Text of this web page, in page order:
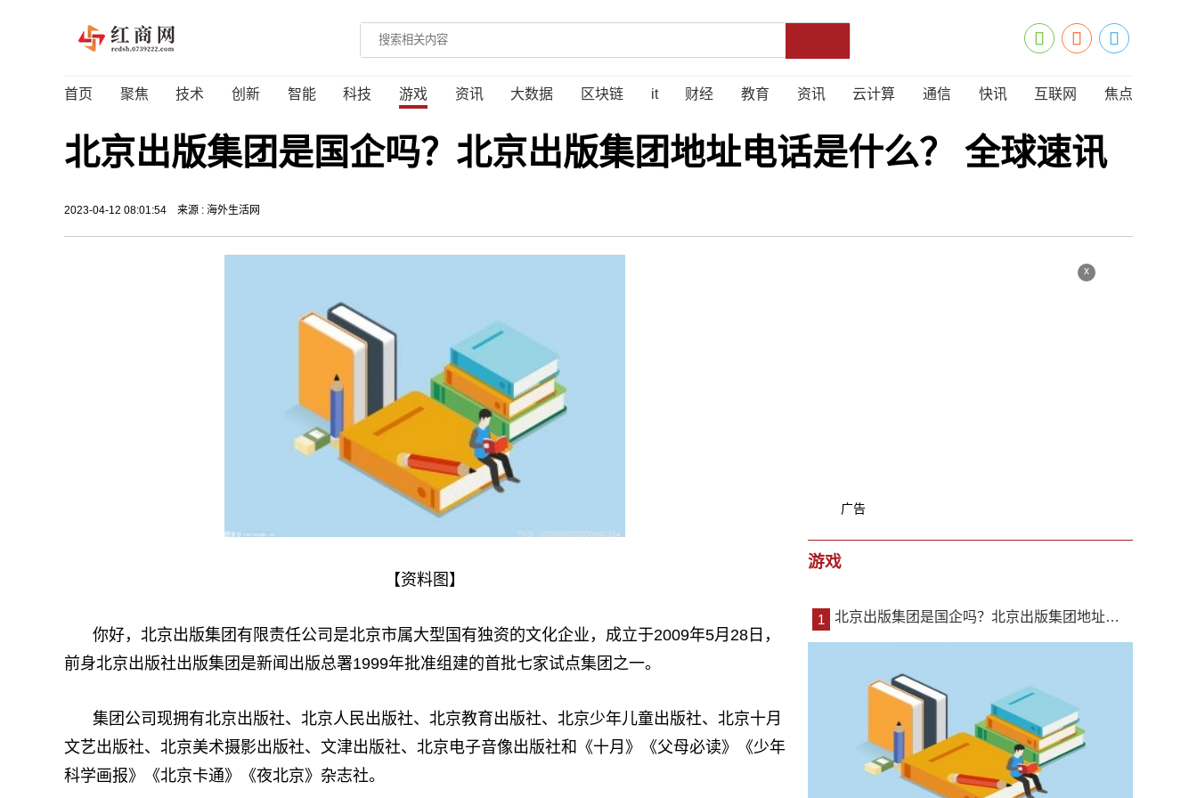
首页 聚焦 技术 创新 智能 科技 游戏 资讯 大数据 区块链 it 财经 教育 资讯 云计算 通信 快讯 互联网 焦点
北京出版集团是国企吗？北京出版集团地址电话是什么？ 全球速讯
2023-04-12 08:01:54 来源 : 海外生活网
【资料图】
你好，北京出版集团有限责任公司是北京市属大型国有独资的文化企业，成立于2009年5月28日，
前身北京出版社出版集团是新闻出版总署1999年批准组建的首批七家试点集团之一。
集团公司现拥有北京出版社、北京人民出版社、北京教育出版社、北京少年儿童出版社、北京十月
文艺出版社、北京美术摄影出版社、文津出版社、北京电子音像出版社和《十月》《父母必读》《少年
科学画报》《北京卡通》《夜北京》杂志社。
x
广告
游戏
北京出版集团是国企吗？北京出版集团地址电话是什么？ 全球速讯